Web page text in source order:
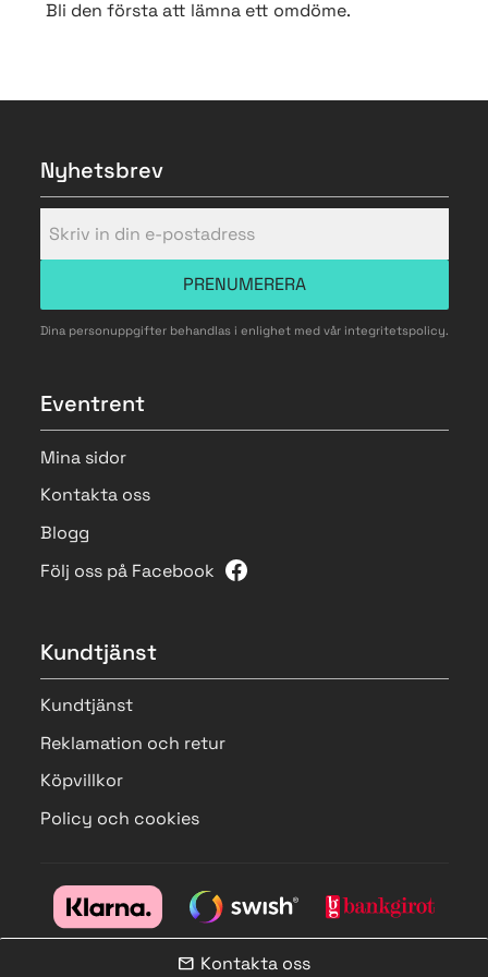
Bli den första att lämna ett omdöme.
Nyhetsbrev
PRENUMERERA
Dina personuppgifter behandlas i enlighet med vår integritetspolicy.
Eventrent
Mina sidor
Kontakta oss
Blogg
Följ oss på Facebook
Kundtjänst
Kundtjänst
Reklamation och retur
Köpvillkor
Policy och cookies
mail Kontakta oss